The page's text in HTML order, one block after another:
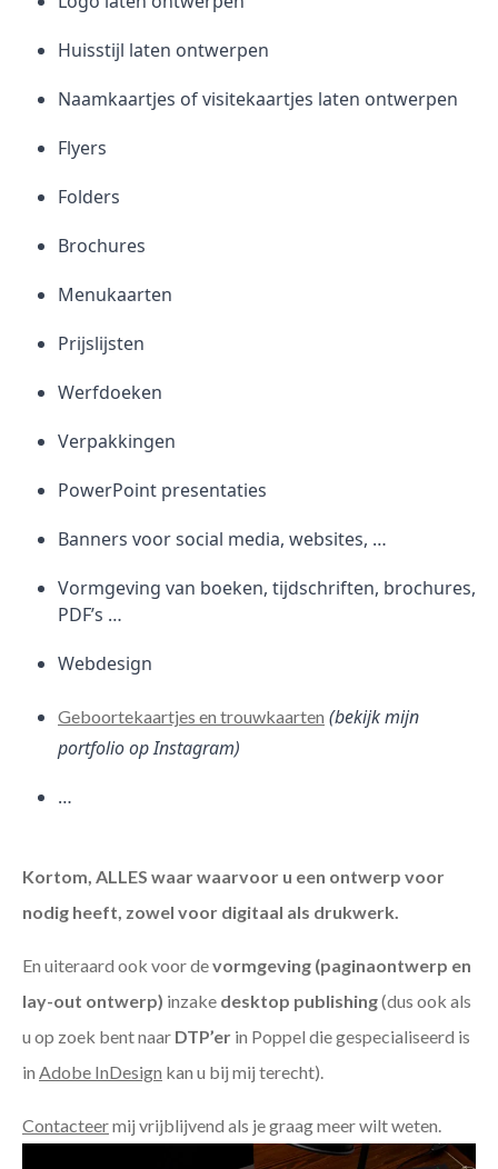
Huisstijl laten ontwerpen
Naamkaartjes of visitekaartjes laten ontwerpen
Flyers
Folders
Brochures
Menukaarten
Prijslijsten
Werfdoeken
Verpakkingen
PowerPoint presentaties
Banners voor social media, websites, …
Vormgeving van boeken, tijdschriften, brochures,
PDF’s …
Webdesign
Geboortekaartjes en trouwkaarten (bekijk mijn
portfolio op Instagram)
…
Kortom, ALLES waar waarvoor u een ontwerp voor
nodig heeft, zowel voor digitaal als drukwerk.
En uiteraard ook voor devormgeving (paginaontwerp en
lay-out ontwerp) inzake desktop publishing(dus ook als
u op zoek bent naar DTP’er in Poppel die gespecialiseerd is
in Adobe InDesign kan u bij mij terecht).
Contacteermij vrijblijvend als je graag meer wilt weten.